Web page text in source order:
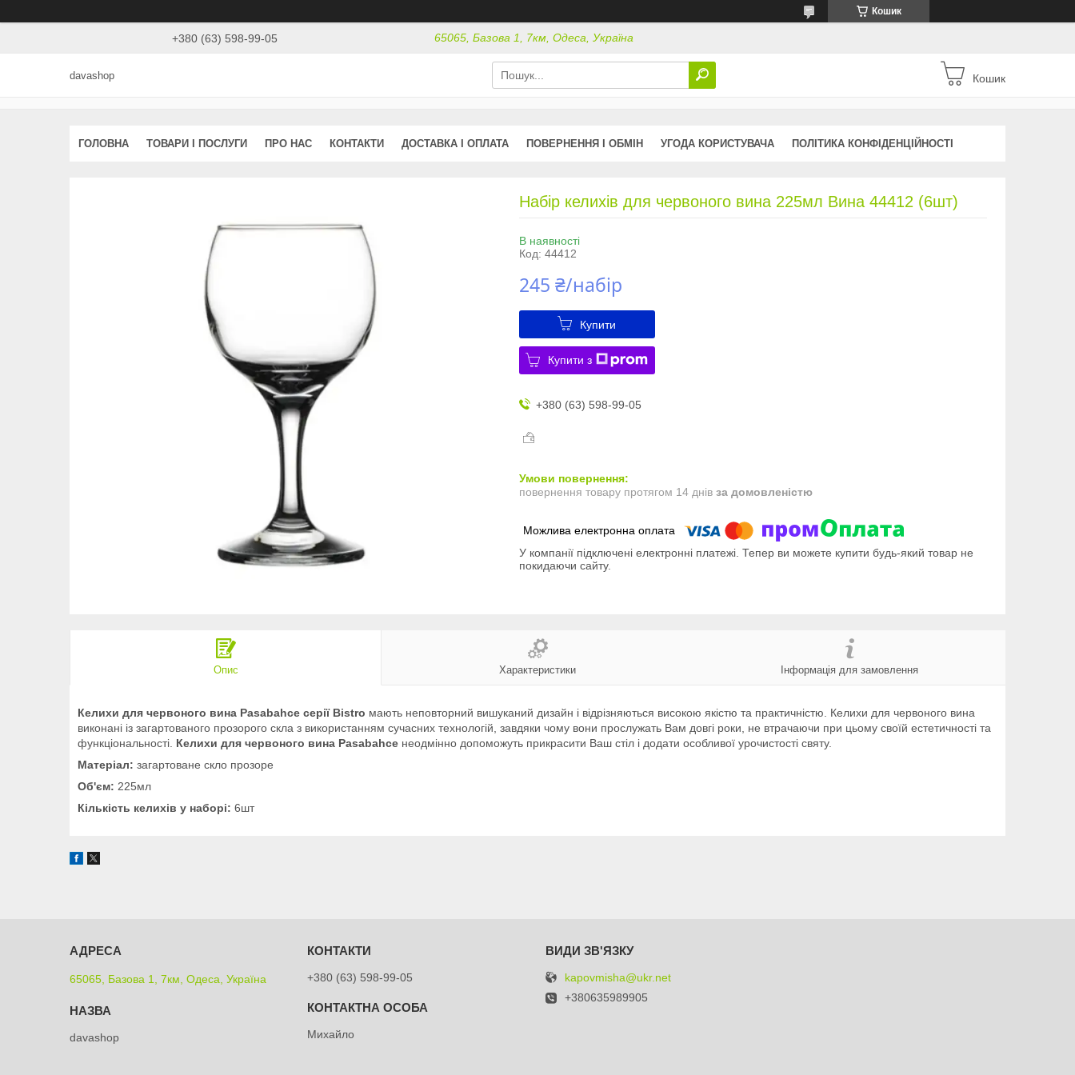
Кошик
+380 (63) 598-99-05 65065, Базова 1, 7км, Одеса, Україна
davashop Кошик
ГОЛОВНА ТОВАРИ І ПОСЛУГИ ПРО НАС КОНТАКТИ ДОСТАВКА І ОПЛАТА ПОВЕРНЕННЯ І ОБМІН УГОДА КОРИСТУВАЧА ПОЛІТИКА КОНФІДЕНЦІЙНОСТІ
Набір келихів для червоного вина 225мл Вина 44412 (6шт)
В наявності
Код: 44412
245 ₴/набір
Купити
Купити з
+380 (63) 598-99-05
повернення товару протягом 14 днів за домовленістю
У компанії підключені електронні платежі. Тепер ви можете купити будь-який товар не
покидаючи сайту.
Опис Характеристики Інформація для замовлення
Келихи для червоного вина Pasabahce серії Bistro мають неповторний вишуканий дизайн і відрізняються високою якістю та практичністю. Келихи для червоного вина
виконані із загартованого прозорого скла з використанням сучасних технологій, завдяки чому вони прослужать Вам довгі роки, не втрачаючи при цьому своїй естетичності та
функціональності. Келихи для червоного вина Pasabahce неодмінно допоможуть прикрасити Ваш стіл і додати особливої урочистості святу.
Матеріал: загартоване скло прозоре
Об'єм: 225мл
Кількість келихів у наборі: 6шт
65065, Базова 1, 7км, Одеса, Україна
davashop
+380 (63) 598-99-05
Михайло
kapovmisha@ukr.net
+380635989905